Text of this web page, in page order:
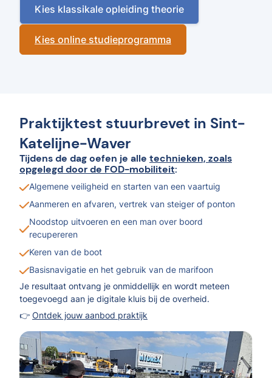
Kies klassikale opleiding theorie
Kies online studieprogramma
Praktijktest stuurbrevet in Sint-
Katelijne-Waver
Tijdens de dag oefen je alle technieken, zoals
opgelegd door de FOD-mobiliteit:
Algemene veiligheid en starten van een vaartuig
Aanmeren en afvaren, vertrek van steiger of ponton
Noodstop uitvoeren en een man over boord
recupereren
Keren van de boot
Basisnavigatie en het gebruik van de marifoon
Je resultaat ontvang je onmiddellijk en wordt meteen
toegevoegd aan je digitale kluis bij de overheid.
👉 Ontdek jouw aanbod praktijk